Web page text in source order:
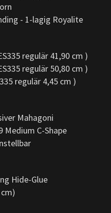
- 1-lagig Royalite
regulär 41,90 cm )
regulär 50,80 cm )
regulär 4,45 cm )
Mahagoni
C-Shape
Hide-Glue